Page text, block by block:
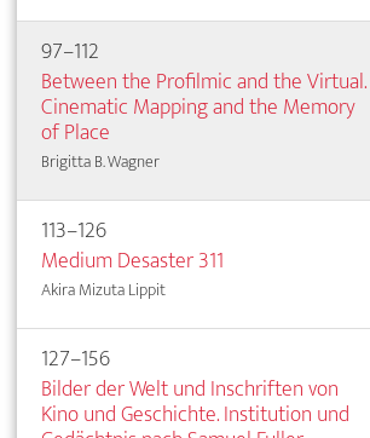
97–112
Between the Profilmic and the Virtual.
Cinematic Mapping and the Memory
of Place
Brigitta B. Wagner
113–126
Medium Desaster 311
Akira Mizuta Lippit
127–156
Bilder der Welt und Inschriften von
Kino und Geschichte. Institution und